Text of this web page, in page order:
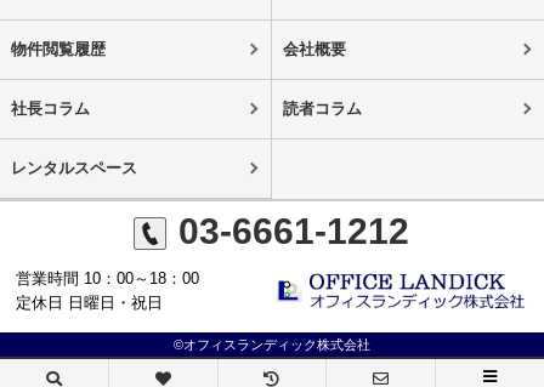
物件閲覧履歴 会社概要
社長コラム 読者コラム
レンタルスペース
03-6661-1212
営業時間 10：00～18：00
定休日 日曜日・祝日
©オフィスランディック株式会社